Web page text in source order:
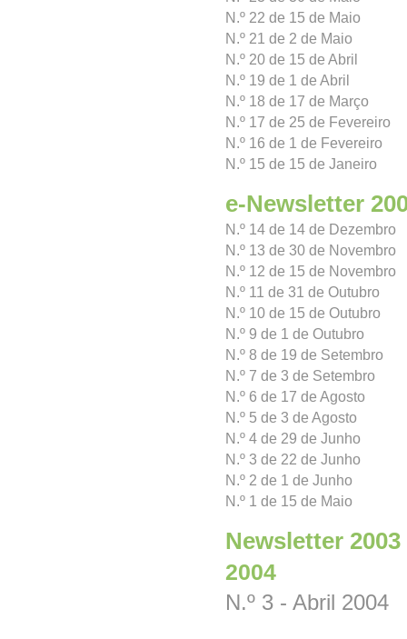
N.º 22 de 15 de Maio
N.º 21 de 2 de Maio
N.º 20 de 15 de Abril
N.º 19 de 1 de Abril
N.º 18 de 17 de Março
N.º 17 de 25 de Fevereiro
N.º 16 de 1 de Fevereiro
N.º 15 de 15 de Janeiro
e-Newsletter
N.º 14 de 14 de Dezembro
N.º 13 de 30 de Novembro
N.º 12 de 15 de Novembro
N.º 11 de 31 de Outubro
N.º 10 de 15 de Outubro
N.º 9 de 1 de Outubro
N.º 8 de 19 de Setembro
N.º 7 de 3 de Setembro
N.º 6 de 17 de Agosto
N.º 5 de 3 de Agosto
N.º 4 de 29 de Junho
N.º 3 de 22 de Junho
N.º 2 de 1 de Junho
N.º 1 de 15 de Maio
Newsletter 2003
2004
N.º 3 - Abril 2004